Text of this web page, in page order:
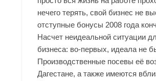
нечего терять, свой бизнес не
отступные бонусы 2008 года
Насчет неидеальной ситуации
бизнеса: во-первых, идеала не
Производственные посевы её
Дагестане, а также имеются